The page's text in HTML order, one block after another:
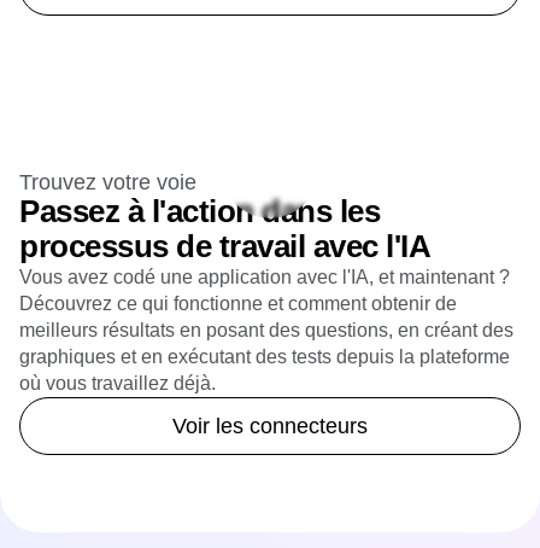
Trouvez votre voie
Passez à l'action dans les
processus de travail avec l'IA
Vous avez codé une application avec l'IA, et maintenant ?
Découvrez ce qui fonctionne et comment obtenir de
meilleurs résultats en posant des questions, en créant des
graphiques et en exécutant des tests depuis la plateforme
où vous travaillez déjà.
Voir les connecteurs